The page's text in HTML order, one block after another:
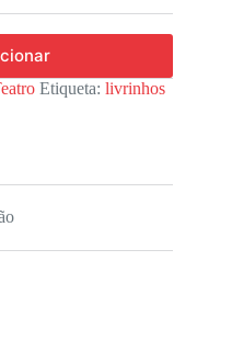
Etiqueta: livrinhos